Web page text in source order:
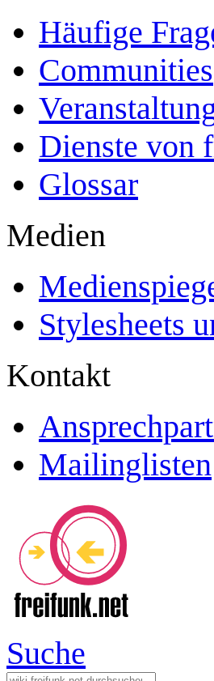
Häufige
Communities
Dienste von
Glossar
Medien
Stylesheets
Kontakt
Mailinglisten
Suche